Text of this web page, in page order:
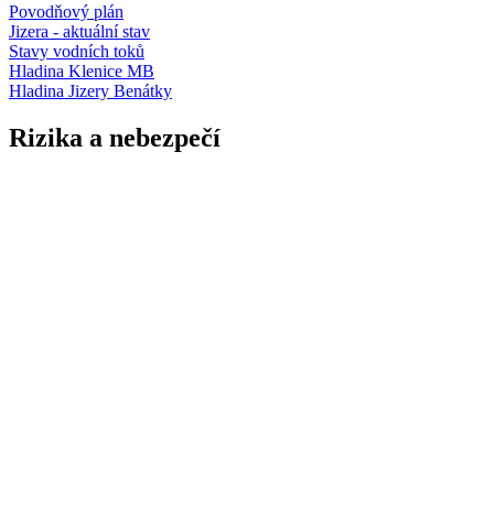
Povodňový plán
Jizera - aktuální stav
Stavy vodních toků
Hladina Klenice MB
Hladina Jizery Benátky
Rizika a nebezpečí